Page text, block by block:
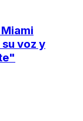
voz y